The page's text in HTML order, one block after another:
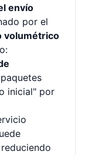
envío
por el
volumétrico
inicial" por